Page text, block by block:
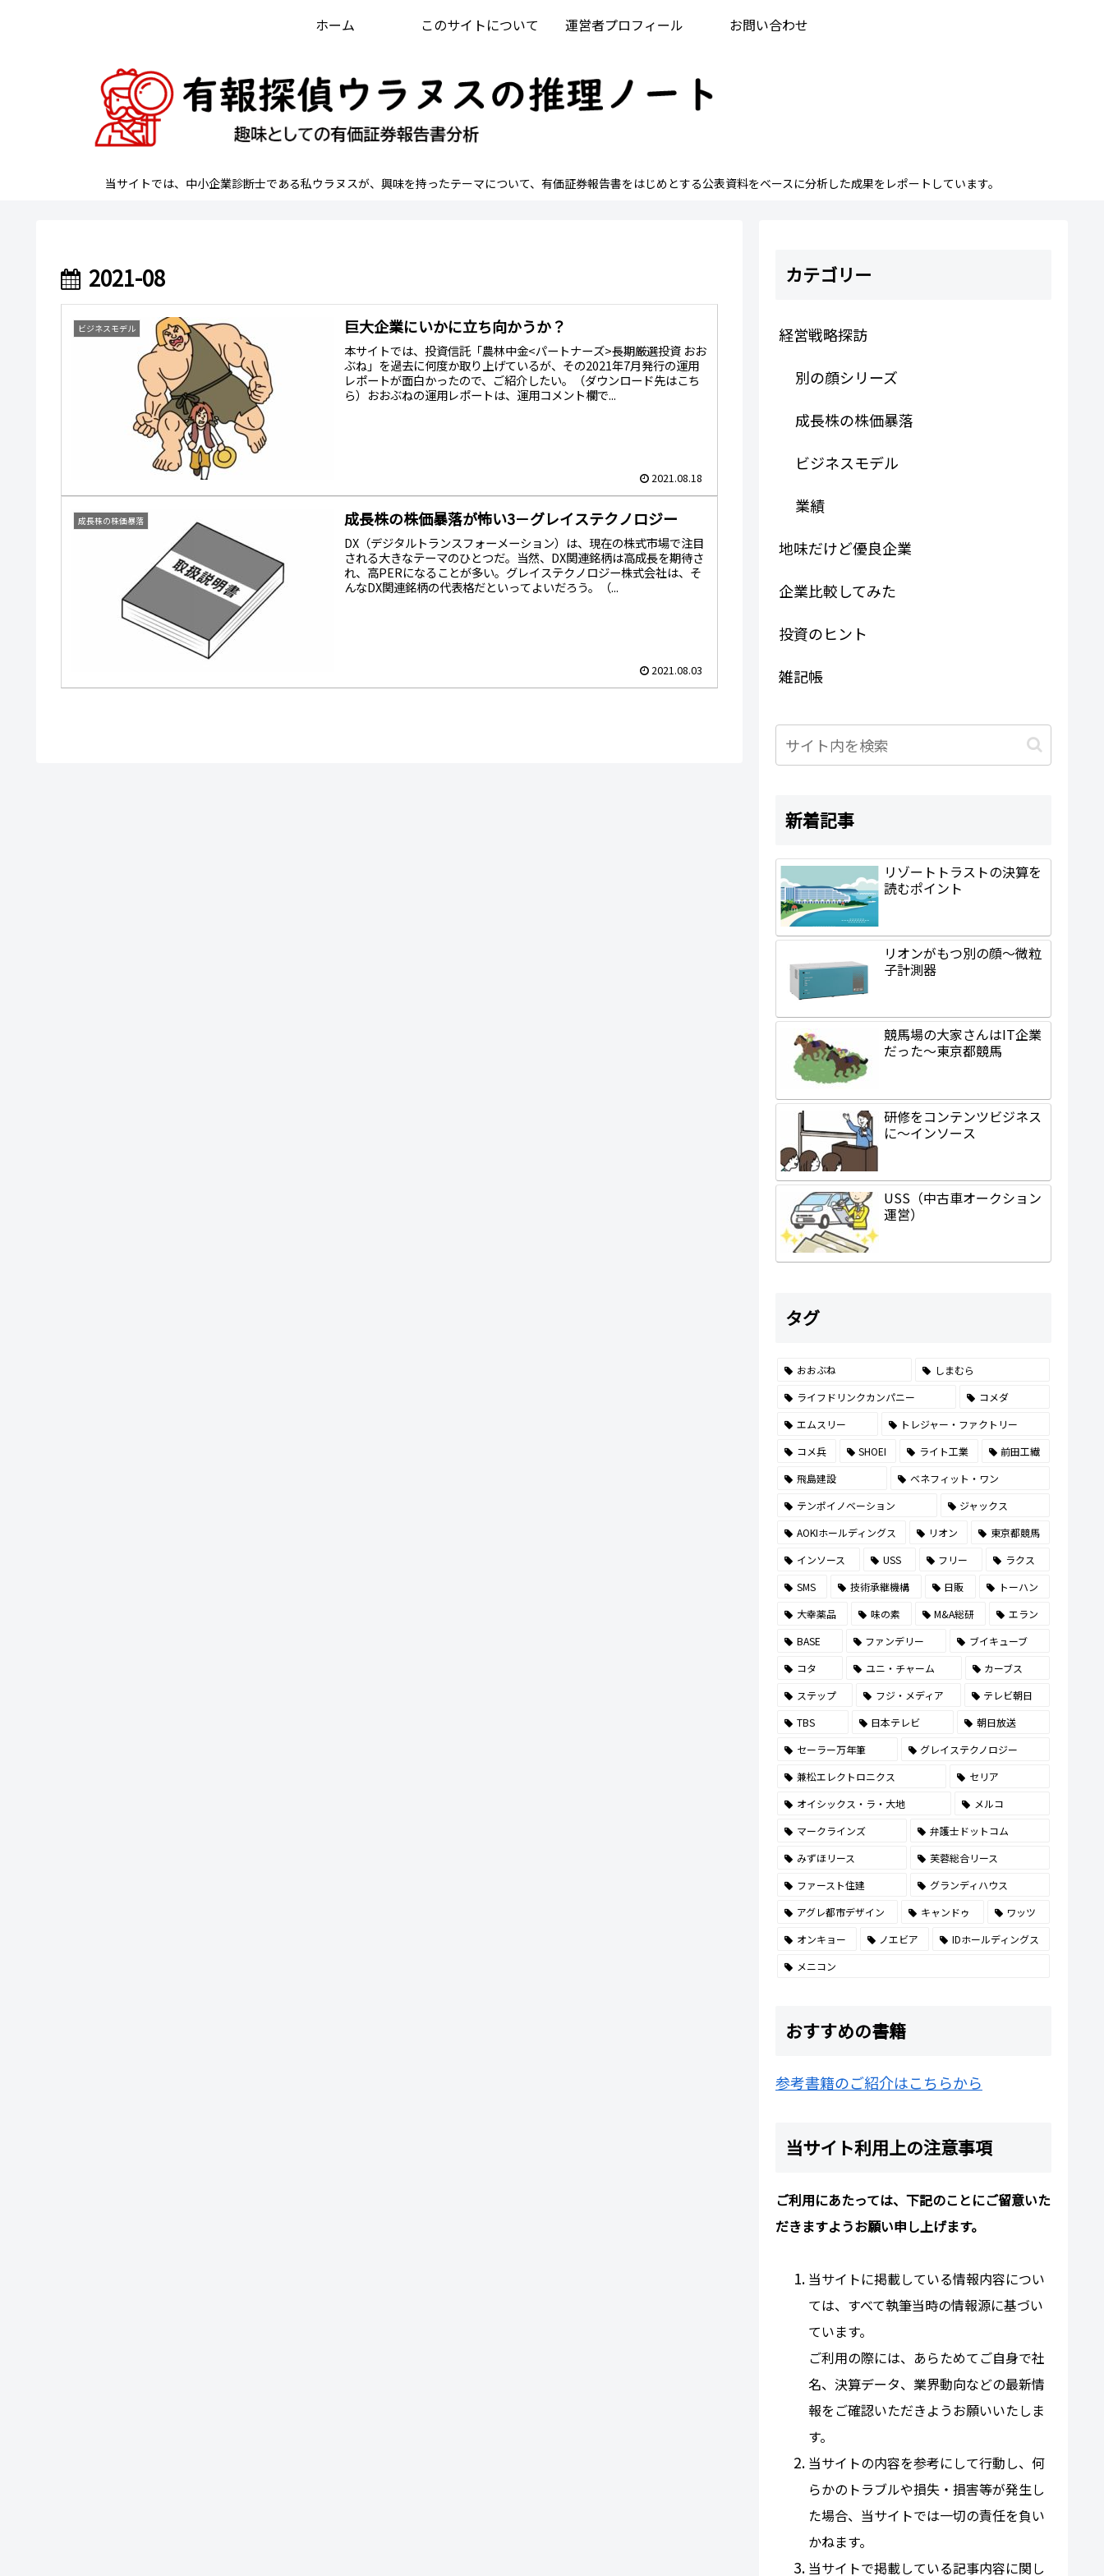
当サイトでは、中小企業診断士である私ウラヌスが、興味を持ったテーマについて、有価証券報告書をはじめとする公表資料をベースに分析した成果をレポートしています。
ホーム このサイトについて 運営者プロフィール お問い合わせ
2021-08
ビジネスモデル 巨大企業にいかに立ち向かうか？
本サイトでは、投資信託「農林中金<パートナーズ>長期厳選投資 おお
ぶね」を過去に何度か取り上げているが、その2021年7月発行の運用
レポートが面白かったので、ご紹介したい。（ダウンロード先はこち
ら）おおぶねの運用レポートは、運用コメント欄で...
2021.08.18
成長株の株価暴落 成長株の株価暴落が怖い3－グレイステクノロジー
DX（デジタルトランスフォーメーション）は、現在の株式市場で注目
される大きなテーマのひとつだ。当然、DX関連銘柄は高成長を期待さ
れ、高PERになることが多い。グレイステクノロジー株式会社は、そ
んなDX関連銘柄の代表格だといってよいだろう。（...
2021.08.03
カテゴリー
経営戦略探訪
別の顔シリーズ
成長株の株価暴落
ビジネスモデル
業績
地味だけど優良企業
企業比較してみた
投資のヒント
雑記帳
新着記事
リゾートトラストの決算を
読むポイント
リオンがもつ別の顔～微粒
子計測器
競馬場の大家さんはIT企業
だった～東京都競馬
研修をコンテンツビジネス
に～インソース
USS（中古車オークション
運営）
タグ
おおぶね
しまむら
ライフドリンクカンパニー
コメダ
エムスリー
トレジャー・ファクトリー
コメ兵
SHOEI ライト工業
前田工繊
飛島建設
ベネフィット・ワン
テンポイノベーション
ジャックス
AOKIホールディングス
リオン
東京都競馬
インソース
USS フリー
ラクス
SMS
技術承継機構 日販
トーハン
大幸薬品
味の素 M&A総研
エラン
BASE
ファンデリー
ブイキューブ
コタ
ユニ・チャーム
カーブス
ステップ
フジ・メディア
テレビ朝日
TBS
日本テレビ
朝日放送
セーラー万年筆
グレイステクノロジー
兼松エレクトロニクス
セリア
オイシックス・ラ・大地
メルコ
マークラインズ
弁護士ドットコム
みずほリース
芙蓉総合リース
ファースト住建
グランディハウス
アグレ都市デザイン
キャンドゥ
ワッツ
オンキョー
ノエビア
IDホールディングス
メニコン
おすすめの書籍
参考書籍のご紹介はこちらから
当サイト利用上の注意事項
ご利用にあたっては、下記のことにご留意いた
だきますようお願い申し上げます。
当サイトに掲載している情報内容につい
ては、すべて執筆当時の情報源に基づい
ています。
ご利用の際には、あらためてご自身で社
名、決算データ、業界動向などの最新情
報をご確認いただきようお願いいたしま
す。
当サイトの内容を参考にして行動し、何
らかのトラブルや損失・損害等が発生し
た場合、当サイトでは一切の責任を負い
かねます。
当サイトで掲載している記事内容に関し